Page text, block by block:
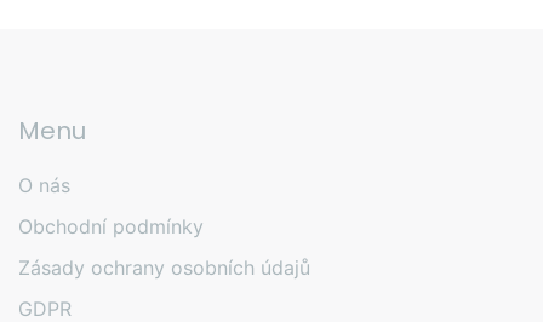
Menu
O nás
Obchodní podmínky
Zásady ochrany osobních údajů
GDPR